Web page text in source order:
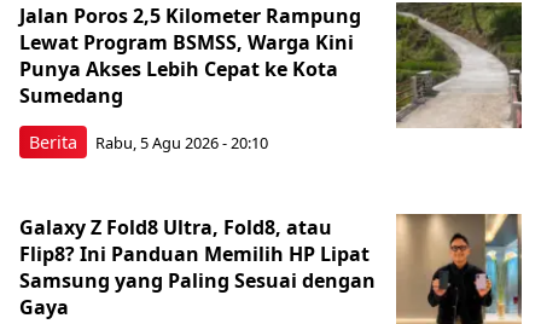
Berita
Jalan Poros 2,5 Kilometer Rampung
Lewat Program BSMSS, Warga Kini
Punya Akses Lebih Cepat ke Kota
Sumedang
Rabu, 5 Agu 2026 - 20:10
Galaxy Z Fold8 Ultra, Fold8, atau
Flip8? Ini Panduan Memilih HP Lipat
Samsung yang Paling Sesuai dengan
Gaya